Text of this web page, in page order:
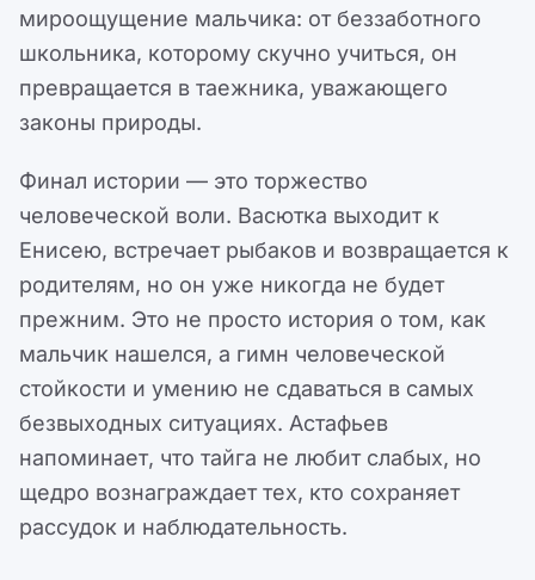
мироощущение мальчика: от беззаботного
школьника, которому скучно учиться, он
превращается в таежника, уважающего
законы природы.
Финал истории — это торжество
человеческой воли. Васютка выходит к
Енисею, встречает рыбаков и возвращается к
родителям, но он уже никогда не будет
прежним. Это не просто история о том, как
мальчик нашелся, а гимн человеческой
стойкости и умению не сдаваться в самых
безвыходных ситуациях. Астафьев
напоминает, что тайга не любит слабых, но
щедро вознаграждает тех, кто сохраняет
рассудок и наблюдательность.